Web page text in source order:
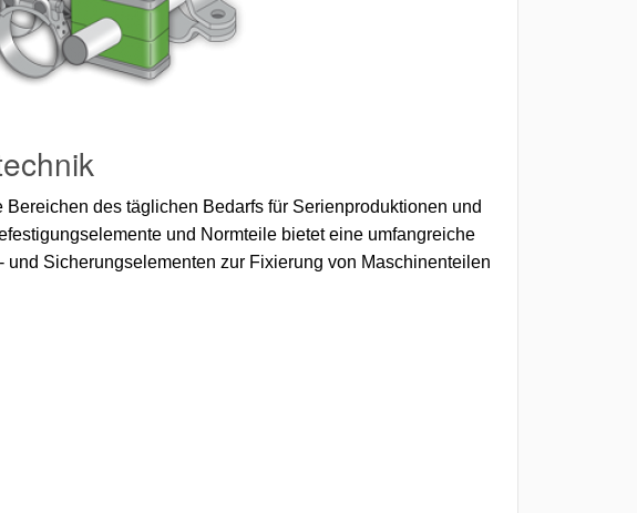
des täglichen Bedarfs für Serienproduktionen und
und Normteile bietet eine umfangreiche
Sicherungselementen zur Fixierung von Maschinenteilen